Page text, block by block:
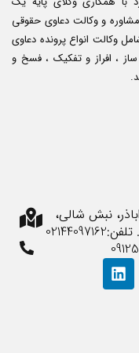
و وکالت دعاوی حقوقی
وکالت انواع پرونده دعاوی
، افراز و تفکیک ، فسخ و
نبش شالی،